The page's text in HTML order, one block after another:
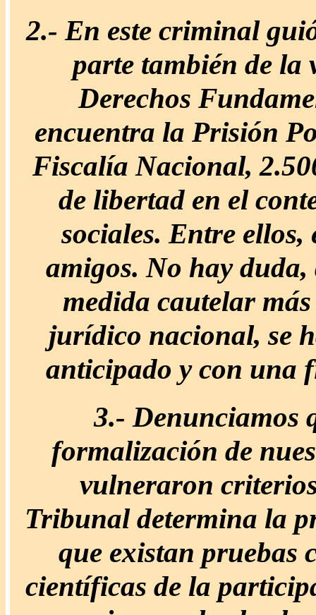
2.- En este criminal
parte también de la
Derechos
encuentra la Prisión
Fiscalía Nacional,
de libertad en el
sociales. Entre
amigos. No hay
medida cautelar
jurídico nacional, se
anticipado y con una
3.- Denunciamos
formalización de
vulneraron
Tribunal determina la
que existan pruebas
científicas de la